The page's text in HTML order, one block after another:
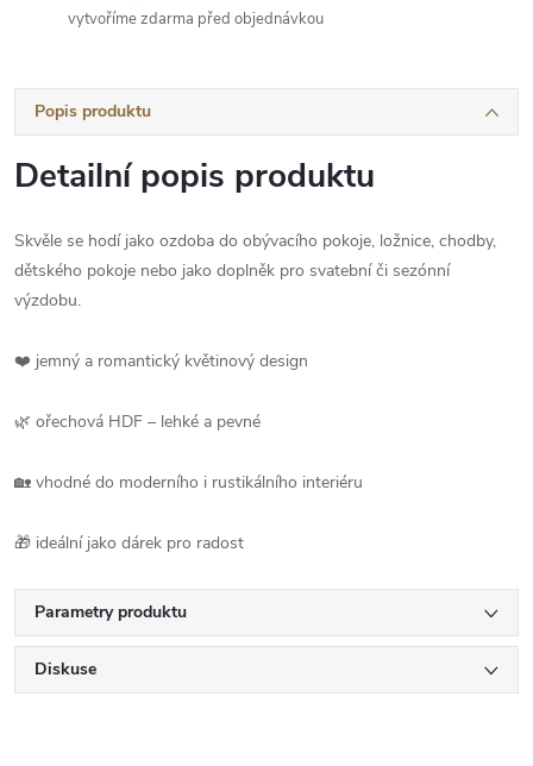
vytvoříme zdarma před objednávkou
Popis produktu
Detailní popis produktu
Skvěle se hodí jako ozdoba do obývacího pokoje, ložnice, chodby,
dětského pokoje nebo jako doplněk pro svatební či sezónní
výzdobu.
❤️ jemný a romantický květinový design
🌿 ořechová HDF – lehké a pevné
🏡 vhodné do moderního i rustikálního interiéru
🎁 ideální jako dárek pro radost
Parametry produktu
Diskuse